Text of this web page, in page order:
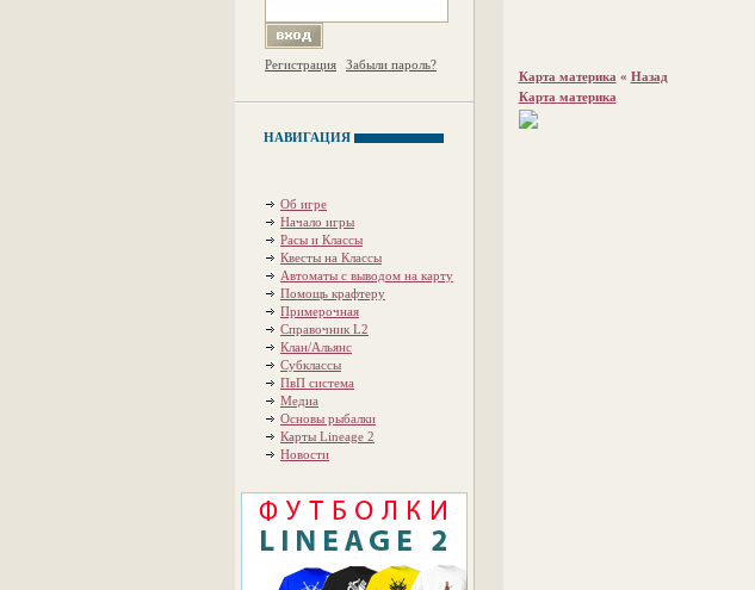
Регистрация Забыли пароль?
НАВИГАЦИЯ
Об игре
Начало игры
Расы и Классы
Квесты на Классы
Автоматы с выводом на карту
Помощь крафтеру
Примерочная
Справочник L2
Клан/Альянс
Субклассы
ПвП система
Медиа
Основы рыбалки
Карты Lineage 2
Новости
Карта материка « Назад
Карта материка